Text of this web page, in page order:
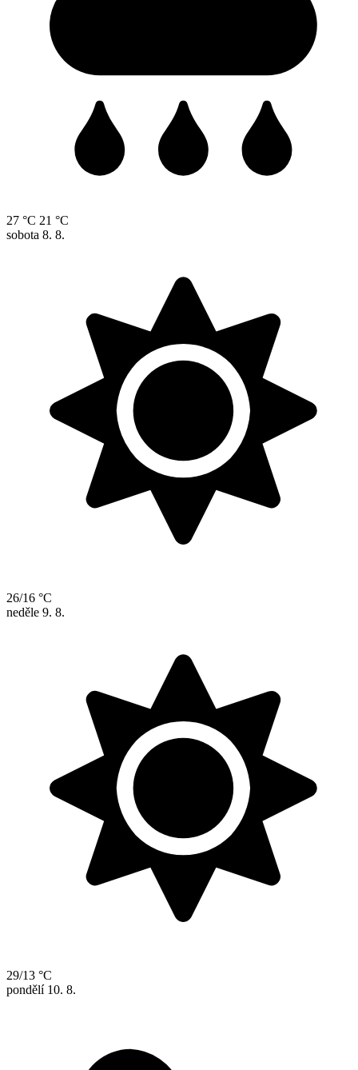
27 °C 21 °C
sobota 8. 8.
26/16 °C
neděle 9. 8.
29/13 °C
pondělí 10. 8.